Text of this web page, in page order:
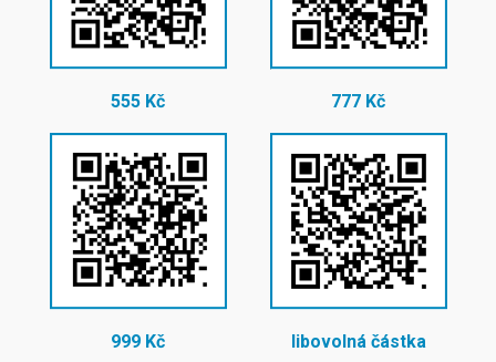
555 Kč 777 Kč
999 Kč libovolná částka